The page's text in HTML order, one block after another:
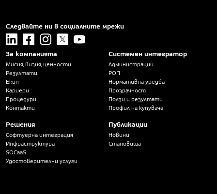
Следвайте ни в социалните мрежи
linkedin facebookinstagram
x youtube
За компанията
Мисия, визия, ценности
Резултати
Екип
Кариери
Процедури
Контакти
Решения
Софтуерна интеграция
Инфраструктура
SOCaaS
Удостоверителни услуги
Системен интегратор
Администрации
РОП
Нормативна уредба
Прозрачност
Ползи и резултати
Профил на купувача
Публикации
Новини
Становища